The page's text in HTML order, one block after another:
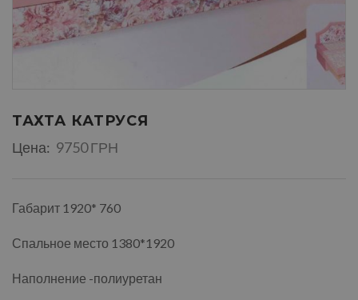
ТАХТА КАТРУСЯ
Цена: 9750 ГРН
Габарит 1920* 760
Спальное место 1380*1920
Наполнение -полиуретан